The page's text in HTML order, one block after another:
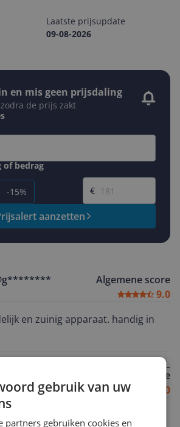
Laatste prijsupdate
09-08-2026
en mis geen prijsdaling
de prijs zakt
of bedrag
-15%
Gewenste prijs
€
aanzetten
Algemene score
9.0
en zuinig apparaat. handig in
Algemene score
8.0
gaskookplaat en makkelijk te
gebruik van uw
partners gebruiken cookies en